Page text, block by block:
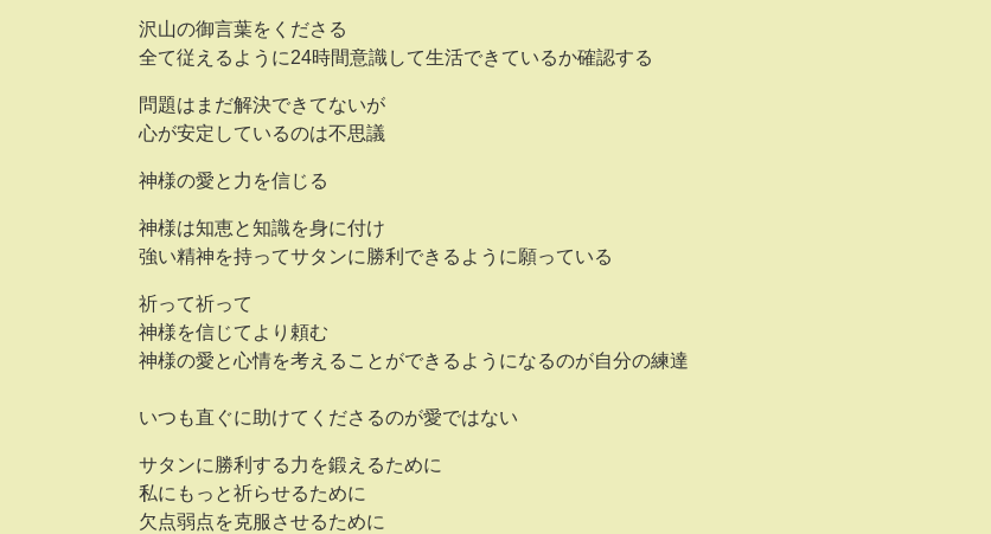
沢山の御言葉をくださる
全て従えるように24時間意識して生活できているか確認する
問題はまだ解決できてないが
心が安定しているのは不思議
神様の愛と力を信じる
神様は知恵と知識を身に付け
強い精神を持ってサタンに勝利できるように願っている
祈って祈って
神様を信じてより頼む
神様の愛と心情を考えることができるようになるのが自分の練達
いつも直ぐに助けてくださるのが愛ではない
サタンに勝利する力を鍛えるために
私にもっと祈らせるために
欠点弱点を克服させるために